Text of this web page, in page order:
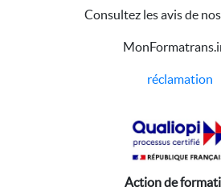
Consultez les avis de
réclamation
Action de